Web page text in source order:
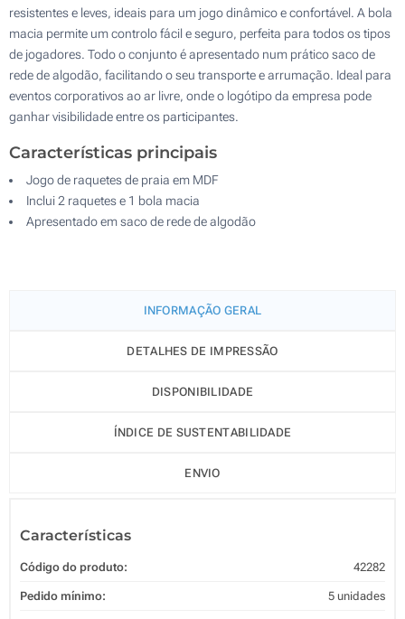
resistentes e leves, ideais para um jogo dinâmico e confortável. A bola
macia permite um controlo fácil e seguro, perfeita para todos os tipos
de jogadores. Todo o conjunto é apresentado num prático saco de
rede de algodão, facilitando o seu transporte e arrumação. Ideal para
eventos corporativos ao ar livre, onde o logótipo da empresa pode
ganhar visibilidade entre os participantes.
Características principais
Jogo de raquetes de praia em MDF
Inclui 2 raquetes e 1 bola macia
Apresentado em saco de rede de algodão
INFORMAÇÃO GERAL
DETALHES DE IMPRESSÃO
DISPONIBILIDADE
ÍNDICE DE SUSTENTABILIDADE
ENVIO
Características
Código do produto: 42282
Pedido mínimo: 5 unidades